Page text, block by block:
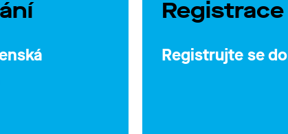
Registrace
Registrujte se do